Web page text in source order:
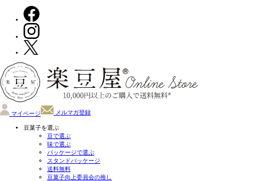
マイページ メルマガ登録
豆菓子を選ぶ
豆で選ぶ
味で選ぶ
パッケージで選ぶ
スタンドパッケージ
送料無料
豆菓子向上委員会の推し